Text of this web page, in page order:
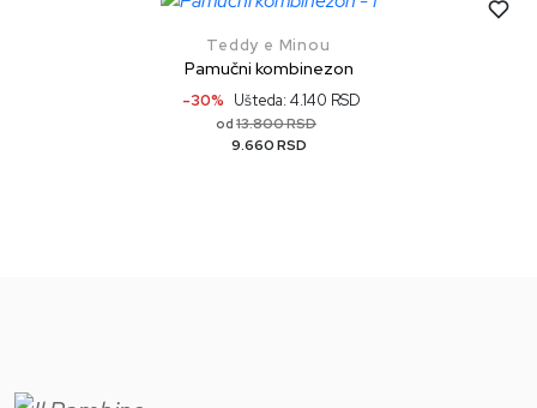
Teddy e Minou
Pamučni kombinezon
-30% Ušteda: 4.140 RSD
od 13.800 RSD
9.660 RSD